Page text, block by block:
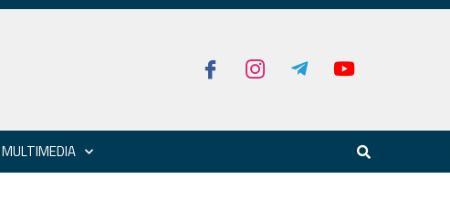
MULTIMEDIA